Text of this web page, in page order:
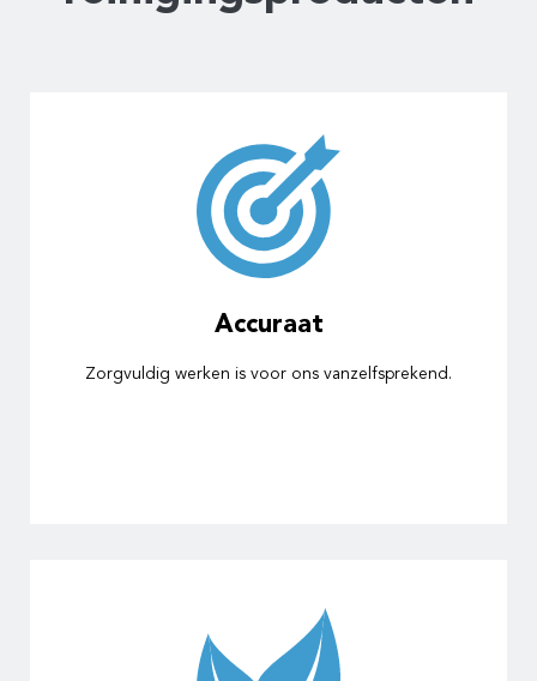
Accuraat
Zorgvuldig werken is voor ons vanzelfsprekend.